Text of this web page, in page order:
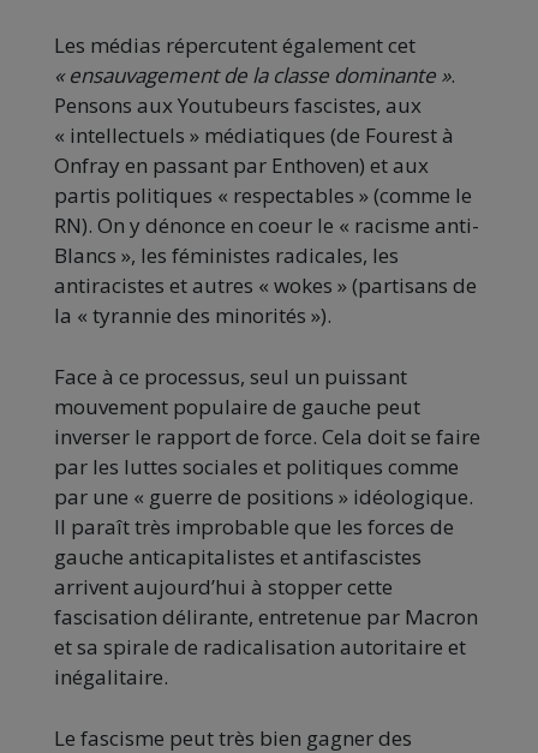
Les médias répercutent également cet
« ensauvagement de la classe dominante ».
Pensons aux Youtubeurs fascistes, aux
« intellectuels » médiatiques (de Fourest à
Onfray en passant par Enthoven) et aux
partis politiques « respectables » (comme le
RN). On y dénonce en coeur le « racisme anti-
Blancs », les féministes radicales, les
antiracistes et autres « wokes » (partisans de
la « tyrannie des minorités »).
Face à ce processus, seul un puissant
mouvement populaire de gauche peut
inverser le rapport de force. Cela doit se faire
par les luttes sociales et politiques comme
par une « guerre de positions » idéologique.
Il paraît très improbable que les forces de
gauche anticapitalistes et antifascistes
arrivent aujourd’hui à stopper cette
fascisation délirante, entretenue par Macron
et sa spirale de radicalisation autoritaire et
inégalitaire.
Le fascisme peut très bien gagner des